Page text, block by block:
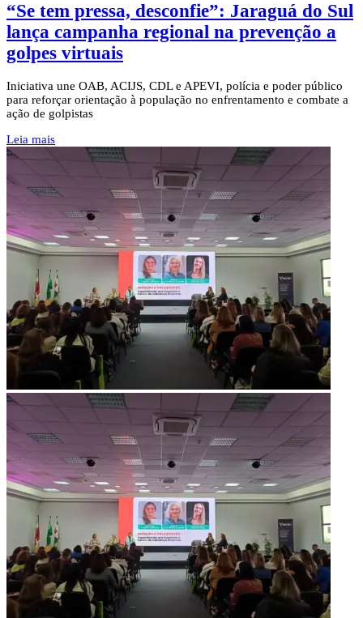
“Se tem pressa, desconfie”: Jaraguá do Sul
lança campanha regional na prevenção a
golpes virtuais
Iniciativa une OAB, ACIJS, CDL e APEVI, polícia e poder público
para reforçar orientação à população no enfrentamento e combate a
ação de golpistas
Leia mais